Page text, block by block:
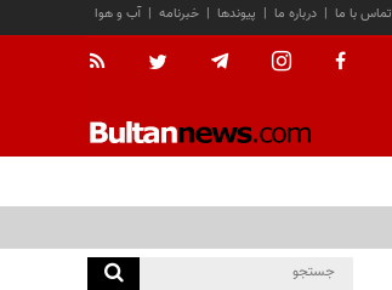
آب و هوا | خبرنامه | پیوندها | درباره ما | تماس با ما